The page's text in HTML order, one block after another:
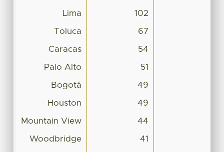
Lima 102
Toluca 67
Caracas 54
Palo Alto 51
Bogotá 49
Houston 49
Mountain View 44
Woodbridge 41